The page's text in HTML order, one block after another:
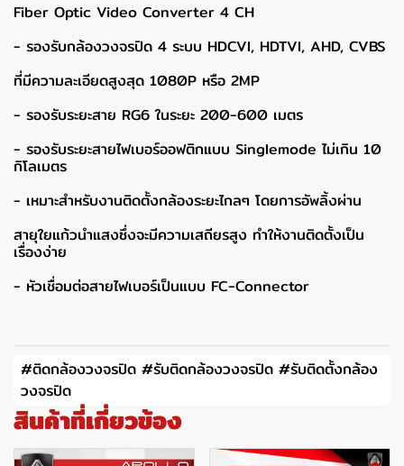
Fiber Optic Video Converter 4 CH
- รองรับกล้องวงจรปิด 4 ระบบ HDCVI, HDTVI, AHD, CVBS
ที่มีความละเอียดสูงสุด 1080P หรือ 2MP
- รองรับระยะสาย RG6 ในระยะ 200-600 เมตร
- รองรับระยะสายไฟเบอร์ออฟติกแบบ Singlemode ไม่เกิน 10
กิโลเมตร
- เหมาะสำหรับงานติดตั้งกล้องระยะไกลๆ โดยการอัพลิ้งผ่าน
สายุใยแก้วนำแสงซึ่งจะมีความเสถียรสูง ทำให้งานติดตั้งเป็น
เรื่องง่าย
- หัวเชื่อมต่อสายไฟเบอร์เป็นแบบ FC-Connector
#ติดกล้องวงจรปิด #รับติดกล้องวงจรปิด #รับติดตั้งกล้อง
วงจรปิด
สินค้าที่เกี่ยวข้อง